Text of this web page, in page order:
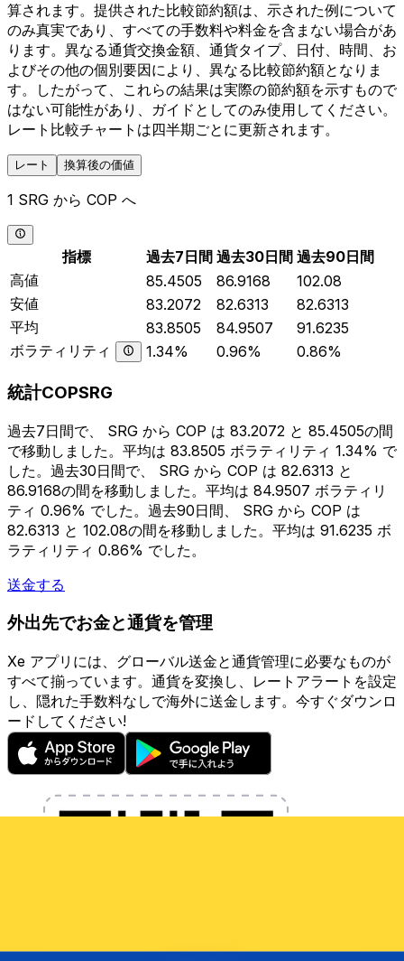
算されます。提供された比較節約額は、示された例について
のみ真実であり、すべての手数料や料金を含まない場合があ
ります。異なる通貨交換金額、通貨タイプ、日付、時間、お
よびその他の個別要因により、異なる比較節約額となりま
す。したがって、これらの結果は実際の節約額を示すもので
はない可能性があり、ガイドとしてのみ使用してください。
レート比較チャートは四半期ごとに更新されます。
レート 換算後の価値
1 SRG から COP へ
指標 過去7日間 過去30日間 過去90日間
高値
85.4505 86.9168
102.08
安値
83.2072 82.6313
82.6313
平均
83.8505 84.9507
91.6235
ボラティリティ
1.34% 0.96% 0.86%
統計COPSRG
過去7日間で、 SRG から COP は 83.2072 と 85.4505の間
で移動しました。平均は 83.8505 ボラティリティ 1.34% で
した。過去30日間で、 SRG から COP は 82.6313 と
86.9168の間を移動しました。平均は 84.9507 ボラティリ
ティ 0.96% でした。過去90日間、 SRG から COP は
82.6313 と 102.08の間を移動しました。平均は 91.6235 ボ
ラティリティ 0.86% でした。
送金する
外出先でお金と通貨を管理
Xe アプリには、グローバル送金と通貨管理に必要なものが
すべて揃っています。通貨を変換し、レートアラートを設定
し、隠れた手数料なしで海外に送金します。今すぐダウンロ
ードしてください!